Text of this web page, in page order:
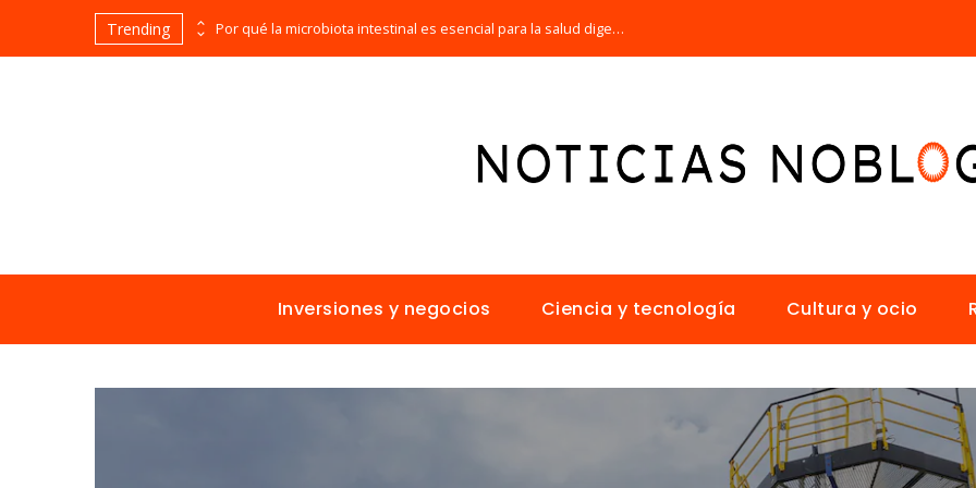
Trending Las 15 misiones espaciales fundamentales en la historia de la humanidad Por qué la microbiota intestinal es esencial para la salud digestiva
Inversiones y negocios Ciencia y tecnología Cultura y ocio